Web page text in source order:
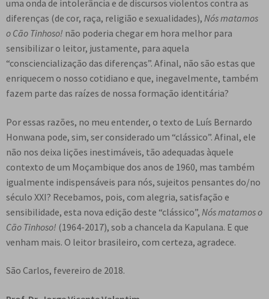
uma onda de intolerância e de discursos violentos contra as
diferenças (de cor, raça, religião e sexualidades), Nós matamos
o Cão Tinhoso! não poderia chegar em hora melhor para
sensibilizar o leitor, justamente, para aquela
“consciencialização das diferenças”. Afinal, não são estas que
enriquecem o nosso cotidiano e que, inegavelmente, também
fazem parte das raízes de nossa formação identitária?
Por essas razões, no meu entender, o texto de Luís Bernardo
Honwana pode, sim, ser considerado um “clássico”. Afinal, ele
não nos deixa lições inestimáveis, tão adequadas àquele
contexto de um Moçambique dos anos de 1960, mas também
igualmente indispensáveis para nós, sujeitos pensantes do/no
século XXI? Recebamos, pois, com alegria, satisfação e
sensibilidade, esta nova edição deste “clássico”, Nós matamos o
Cão Tinhoso! (1964-2017), sob a chancela da Kapulana. E que
venham mais. O leitor brasileiro, com certeza, agradece.
São Carlos, fevereiro de 2018.